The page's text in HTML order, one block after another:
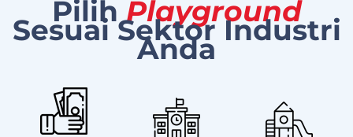
PilihPlayground
Sesuai Sektor Industri
Anda